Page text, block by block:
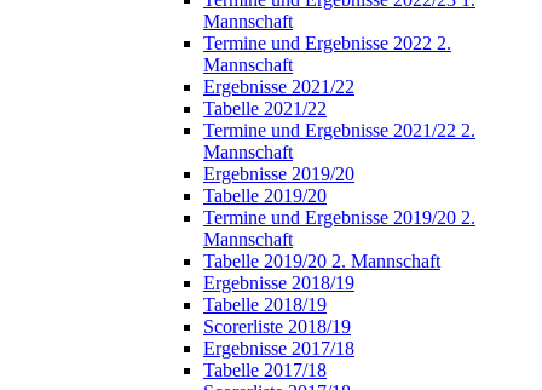
Mannschaft
Termine und Ergebnisse 2022 2.
Mannschaft
Ergebnisse 2021/22
Tabelle 2021/22
Termine und Ergebnisse 2021/22 2.
Mannschaft
Ergebnisse 2019/20
Tabelle 2019/20
Termine und Ergebnisse 2019/20 2.
Mannschaft
Tabelle 2019/20 2. Mannschaft
Ergebnisse 2018/19
Tabelle 2018/19
Scorerliste 2018/19
Ergebnisse 2017/18
Tabelle 2017/18